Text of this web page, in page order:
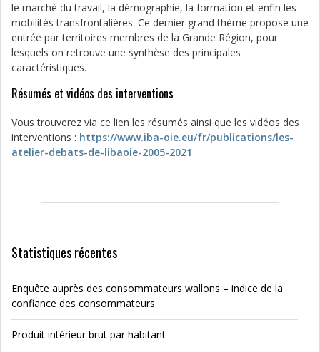
le marché du travail, la démographie, la formation et enfin les
mobilités transfrontalières. Ce dernier grand thème propose une
entrée par territoires membres de la Grande Région, pour
lesquels on retrouve une synthèse des principales
caractéristiques.
Résumés et vidéos des interventions
Vous trouverez via ce lien les résumés ainsi que les vidéos des
interventions : https://www.iba-oie.eu/fr/publications/les-
atelier-debats-de-libaoie-2005-2021
Statistiques récentes
Enquête auprès des consommateurs wallons – indice de la
confiance des consommateurs
Produit intérieur brut par habitant